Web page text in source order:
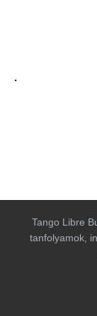
.
Tango Libre
tanfolyamok,